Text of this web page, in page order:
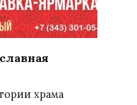
храма